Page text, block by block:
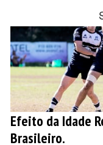
Efeito da Idade
Brasileiro.